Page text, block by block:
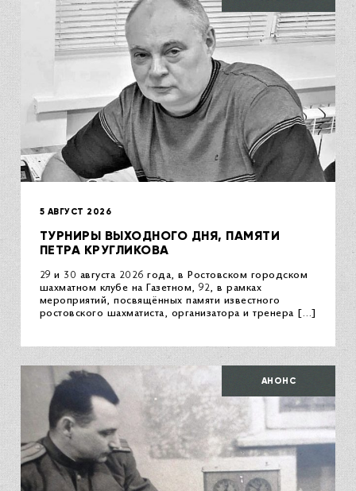
5 АВГУСТ 2026
ТУРНИРЫ ВЫХОДНОГО ДНЯ, ПАМЯТИ
ПЕТРА КРУГЛИКОВА
29 и 30 августа 2026 года, в Ростовском городском
шахматном клубе на Газетном, 92, в рамках
мероприятий, посвящённых памяти известного
ростовского шахматиста, организатора и тренера […]
АНОНС